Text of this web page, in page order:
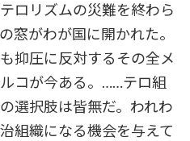
ロリズムの災難を終わら
窓がわが国に開かれた。
抑圧に反対するその全メ
コが今ある。……テロ組
選択肢は皆無だ。われわ
組織になる機会を与えて